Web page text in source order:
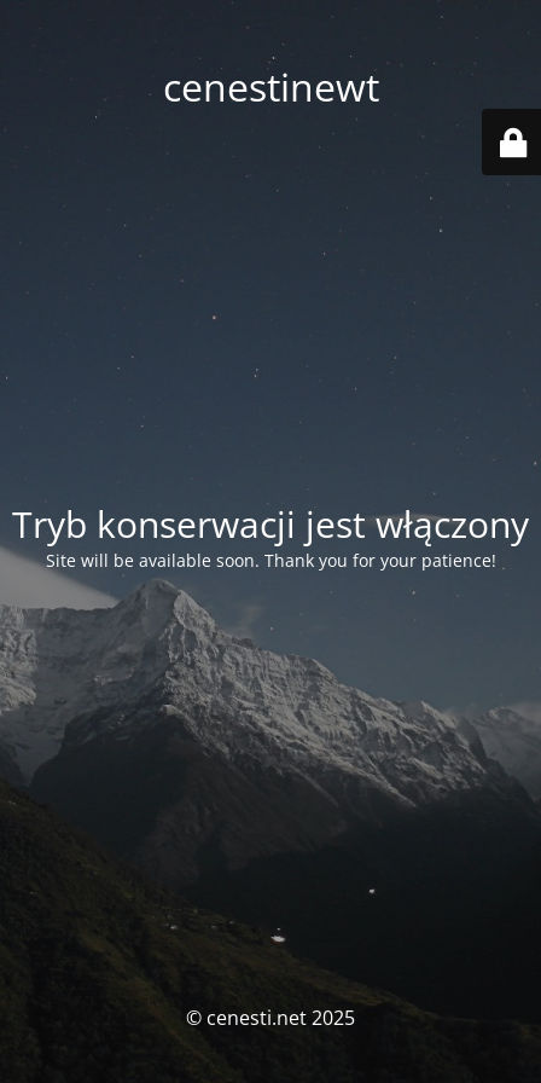
cenestinewt
Tryb konserwacji jest włączony
Site will be available soon. Thank you for your patience!
© cenesti.net 2025